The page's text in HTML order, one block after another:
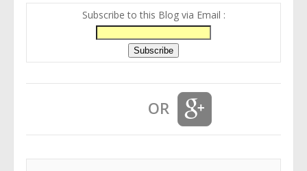
Subscribe to this Blog via Email :
OR